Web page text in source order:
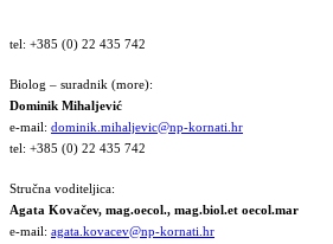
tel: +385 (0) 22 435 742
Biolog – suradnik (more):
Dominik Mihaljević
e-mail: dominik.mihaljevic@np-kornati.hr
tel: +385 (0) 22 435 742
Stručna voditeljica:
Agata Kovačev, mag.oecol., mag.biol.et oecol.mar
e-mail: agata.kovacev@np-kornati.hr